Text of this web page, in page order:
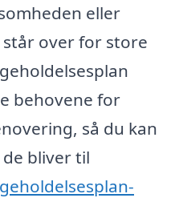
eller
over for store
behovene for
så du kan
bliver til